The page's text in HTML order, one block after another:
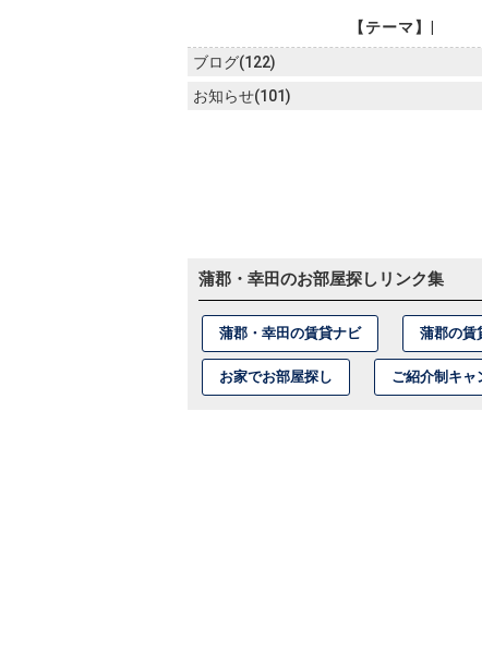
【テーマ】|
ブログ(122)
お知らせ(101)
蒲郡・幸田のお部屋探しリンク集
蒲郡・幸田の賃貸ナビ 蒲郡の賃
お家でお部屋探し ご紹介制キャ